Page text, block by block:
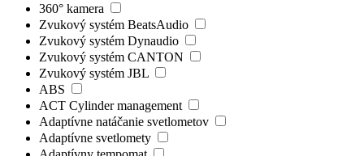
360° kamera
Zvukový systém BeatsAudio
Zvukový systém Dynaudio
Zvukový systém CANTON
Zvukový systém JBL
ABS
ACT Cylinder management
Adaptívne natáčanie svetlometov
Adaptívne svetlomety